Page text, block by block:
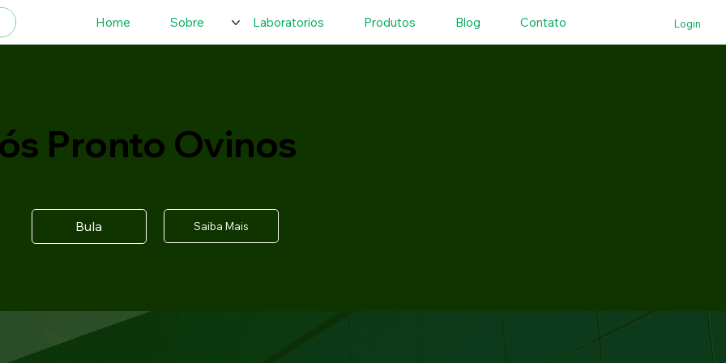
Home Sobre Laboratorios Produtos Blog Contato Login
Pronto Ovinos
Bula Saiba Mais